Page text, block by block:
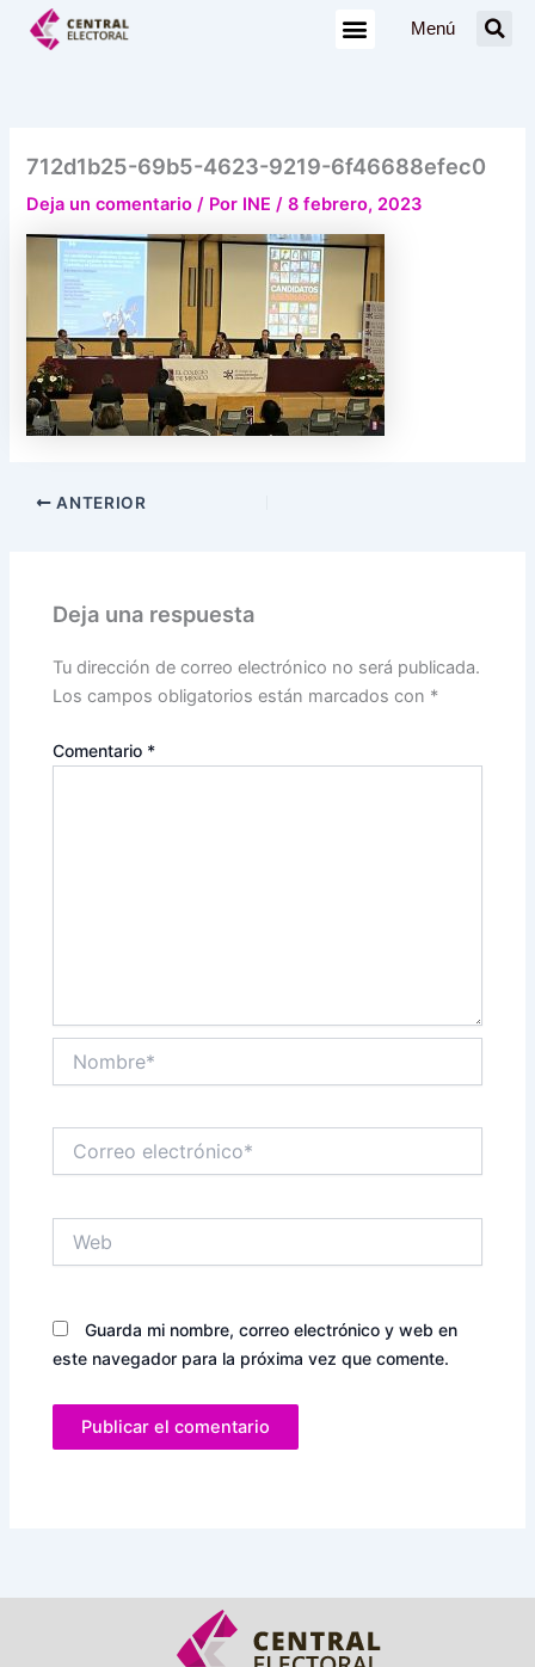
Menú
712d1b25-69b5-4623-9219-6f46688efec0
Deja un comentario / Por INE/8 febrero, 2023
ANTERIOR
Deja una respuesta
Tu dirección de correo electrónico no será publicada.
Los campos obligatorios están marcados con *
Comentario *
electrónico*
Guarda mi nombre, correo electrónico y web en
este navegador para la próxima vez que comente.